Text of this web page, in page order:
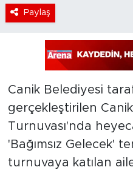
Paylaş
Canik Belediyesi
gerçekleştirilen
Turnuvası'nda
'Bağımsız Gelecek'
turnuvaya katılan